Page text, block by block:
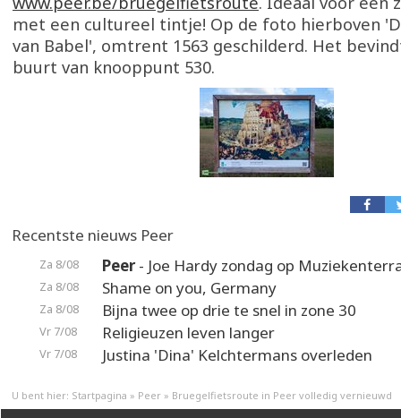
met een cultureel tintje! Op de foto hierboven
van Babel', omtrent 1563 geschilderd. Het
buurt van knooppunt 530.
Recentste nieuws Peer
Za 8/08 Peer- Joe Hardy zondag op
Za 8/08 Shame on you, Germany
Za 8/08 Bijna twee op drie te snel in zone 30
Vr 7/08 Religieuzen leven langer
Vr 7/08 Justina 'Dina' Kelchtermans overleden
U bent hier: Startpagina » Peer » Bruegelfietsroute in Peer volledig vernieuwd